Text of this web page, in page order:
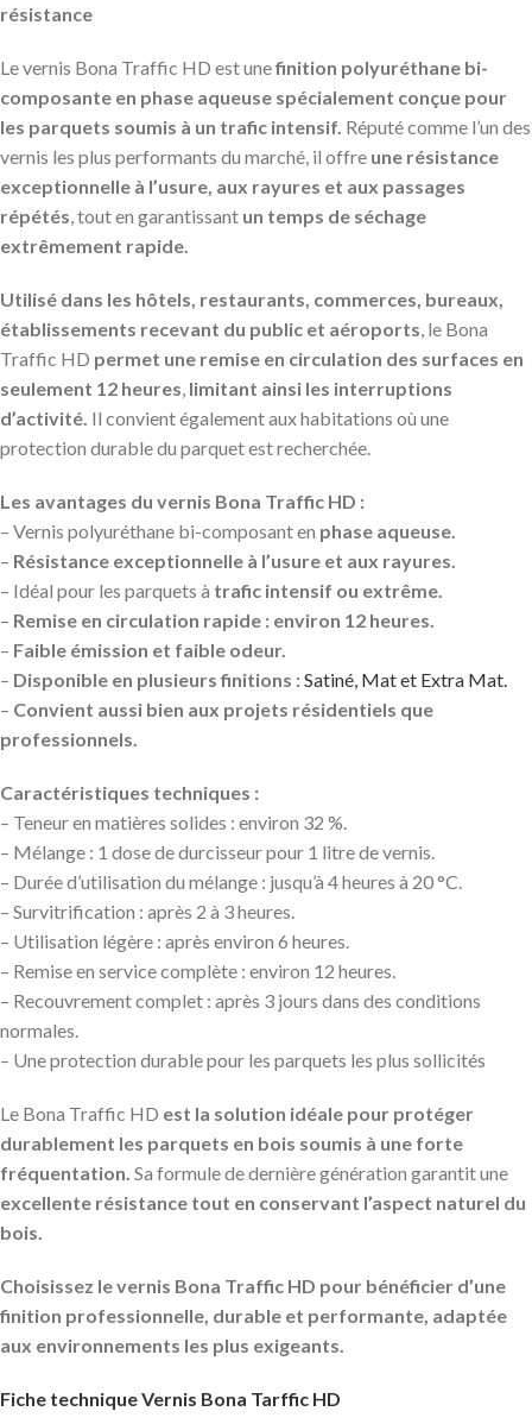
résistance
Le vernis Bona Traffic HD est unefinition polyuréthane bi-
composante en phase aqueuse spécialement conçue pour
les parquets soumis à un trafic intensif. Réputé comme l’un des
vernis les plus performants du marché, il offre une résistance
exceptionnelle à l’usure, aux rayures et aux passages
répétés , tout en garantissant un temps de séchage
extrêmement rapide.
Utilisé dans les hôtels, restaurants, commerces, bureaux,
établissements recevant du public et aéroports , le Bona
Traffic HD permet une remise en circulation des surfaces en
seulement 12 heures limitant ainsi les interruptions
d’activité. Il convient également aux habitations où une
protection durable du parquet est recherchée.
Les avantages du vernis Bona Traffic HD :
– Vernis polyuréthane bi-composant en phase aqueuse.
– Résistance exceptionnelle à l’usure et aux rayures.
– Idéal pour les parquets à trafic intensif ou extrême.
– Remise en circulation rapide : environ 12 heures.
– Faible émission et faible odeur.
– Disponible en plusieurs finitions :Satiné, Mat et Extra Mat.
– Convient aussi bien aux projets résidentiels que
professionnels.
Caractéristiques techniques :
– Teneur en matières solides : environ 32 %.
– Mélange : 1 dose de durcisseur pour 1 litre de vernis.
– Durée d’utilisation du mélange : jusqu’à 4 heures à 20 °C.
– Survitrification : après 2 à 3 heures.
– Utilisation légère : après environ 6 heures.
– Remise en service complète : environ 12 heures.
– Recouvrement complet : après 3 jours dans des conditions
normales.
– Une protection durable pour les parquets les plus sollicités
Le Bona Traffic HD est la solution idéale pour protéger
durablement les parquets en bois soumis à une forte
fréquentation. Sa formule de dernière génération garantit une
excellente résistance tout en conservant l’aspect naturel du
bois.
Choisissez le vernis Bona Traffic HD pour bénéficier d’une
finition professionnelle, durable et performante, adaptée
aux environnements les plus exigeants.
Fiche technique Vernis Bona Tarffic HD